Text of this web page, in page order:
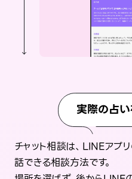
実際の占
チャット相談は、LINEアプ
話できる相談方法です。